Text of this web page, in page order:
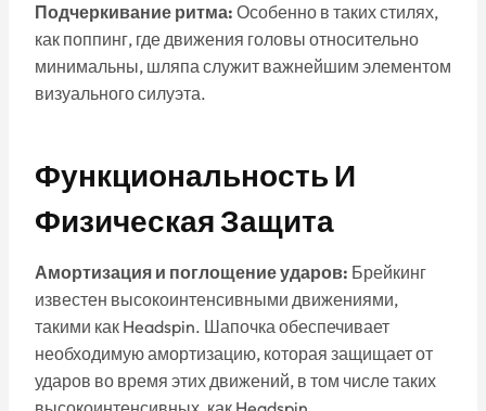
Подчеркивание ритма: Особенно в таких стилях,
как поппинг, где движения головы относительно
минимальны, шляпа служит важнейшим элементом
визуального силуэта.
Функциональность И
Физическая Защита
Амортизация и поглощение ударов: Брейкинг
известен высокоинтенсивными движениями,
такими как Headspin. Шапочка обеспечивает
необходимую амортизацию, которая защищает от
ударов во время этих движений, в том числе таких